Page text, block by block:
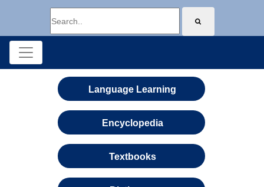
Language Learning
Encyclopedia
Textbooks